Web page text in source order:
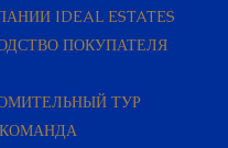
IDEAL ESTATES
ПОКУПАТЕЛЯ​
ТУР